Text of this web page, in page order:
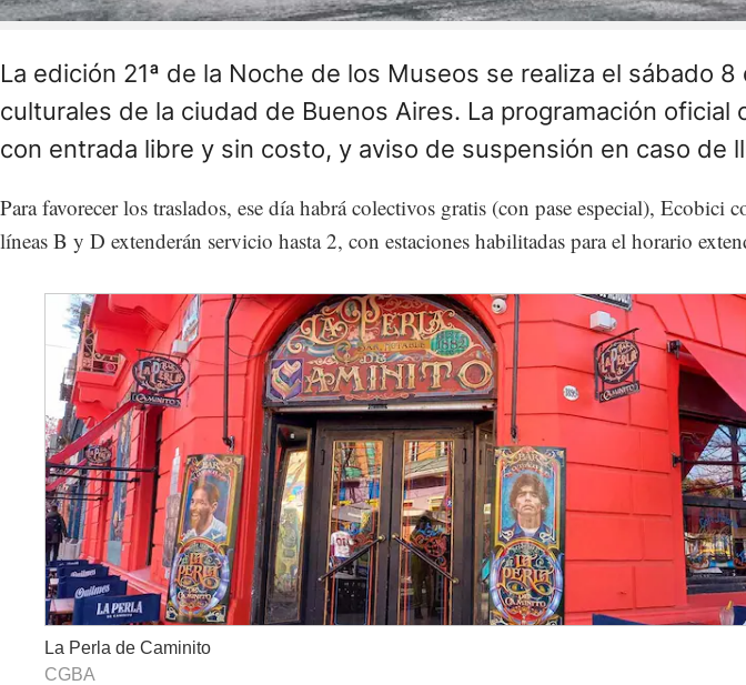
La edición 21ª de la Noche de los Museos se realiza el sábado
culturales de la ciudad de Buenos Aires. La programación
con entrada libre y sin costo, y aviso de suspensión en caso de
Para favorecer los traslados, ese día habrá colectivos gratis (con pase especial), Ecobici
líneas B y D extenderán servicio hasta 2, con estaciones habilitadas para el horario
La Perla de Caminito
CGBA